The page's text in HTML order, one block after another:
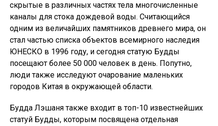
скрытые в различных частях тела многочисленные
каналы для стока дождевой воды. Считающийся
одним из величайших памятников древнего мира, он
стал частью списка объектов всемирного наследия
ЮНЕСКО в 1996 году, и сегодня статую Будды
посещают более 50 000 человек в день. Попутно,
люди также исследуют очарование маленьких
городов Китая в окружающей области.
Будда Лэшаня также входит в топ-10 известнейших
статуй Будды, которым посвящена отдельная